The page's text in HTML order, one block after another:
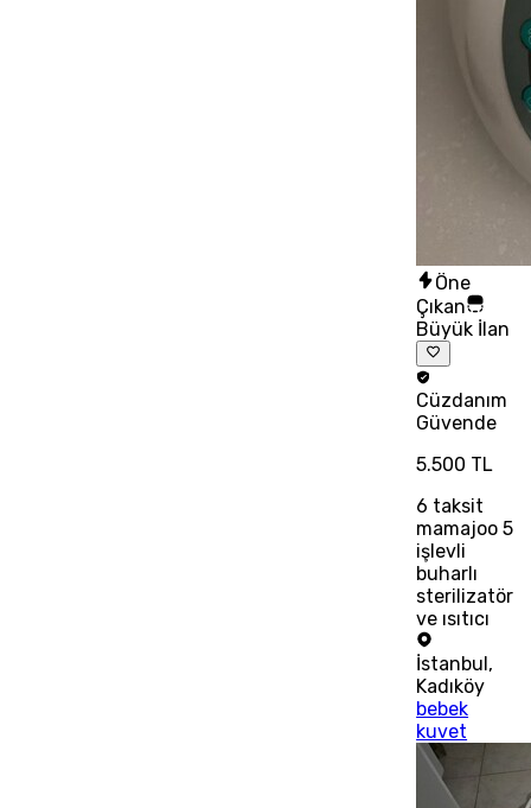
Öne
Çıkan
Büyük İlan
Cüzdanım
Güvende
5.500 TL
6 taksit
mamajoo 5
işlevli
buharlı
sterilizatör
ve ısıtıcı
İstanbul ,
Kadıköy
bebek
kuvet